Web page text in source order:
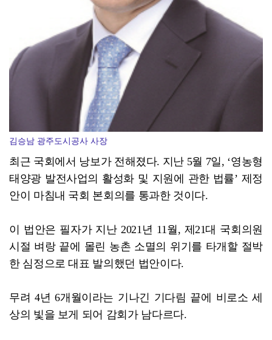
김승남 광주도시공사 사장
최근 국회에서 낭보가 전해졌다. 지난 5월 7일, ‘영농형
태양광 발전사업의 활성화 및 지원에 관한 법률’ 제정
안이 마침내 국회 본회의를 통과한 것이다.
이 법안은 필자가 지난 2021년 11월, 제21대 국회의원
시절 벼랑 끝에 몰린 농촌 소멸의 위기를 타개할 절박
한 심정으로 대표 발의했던 법안이다.
무려 4년 6개월이라는 기나긴 기다림 끝에 비로소 세
상의 빛을 보게 되어 감회가 남다르다.